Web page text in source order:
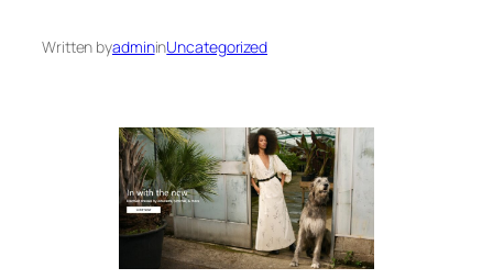
Written byadmininUncategorized